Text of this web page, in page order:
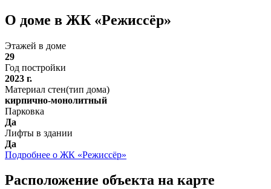
О доме в ЖК «Режиссёр»
Этажей в доме
29
Год постройки
2023 г.
Материал стен(тип дома)
кирпично-монолитный
Парковка
Да
Лифты в здании
Да
Подробнее о ЖК «Режиссёр»
Расположение объекта на карте